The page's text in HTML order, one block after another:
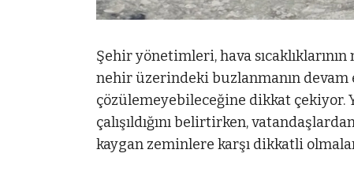
Şehir yönetimleri, hava
nehir üzerindeki buzlanmanın devam
çözülemeyebileceğine dikkat
çalışıldığını belirtirken,
kaygan zeminlere karşı dikkatli